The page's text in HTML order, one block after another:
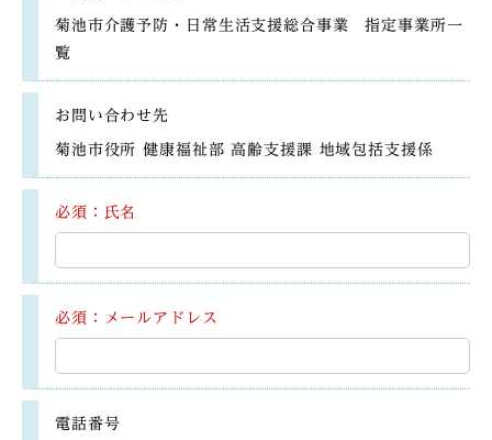
菊池市介護予防・日常生活支援総合事業 指定事業所一
覧
お問い合わせ先
菊池市役所 健康福祉部 高齢支援課 地域包括支援係
必須：氏名
必須：メールアドレス
電話番号